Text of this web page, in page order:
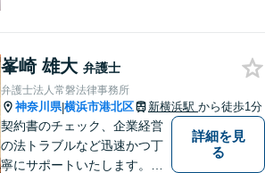
り】
峯崎 雄大 弁護士
弁護士法人常磐法律事務所
神奈川県|横浜市港北区 新横浜駅 から徒歩1分
契約書のチェック、企業経営
の法トラブルなど迅速かつ丁
寧にサポートいたします。ど
詳細を見
る